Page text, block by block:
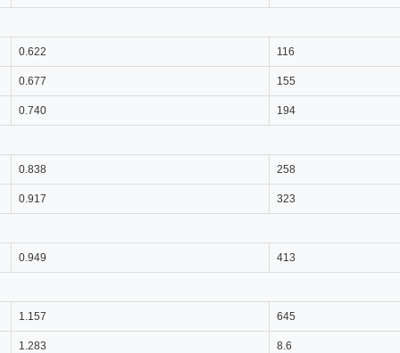
0.622 116
0.677 155
0.740 194
0.838 258
0.917 323
0.949 413
1.157 645
1.283 8.6